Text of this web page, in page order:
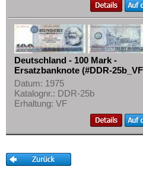
Deutschland - 100 Mark -
Ersatzbanknote (#DDR-
Datum: 1975
Katalognr.: DDR-25b
Erhaltung: VF